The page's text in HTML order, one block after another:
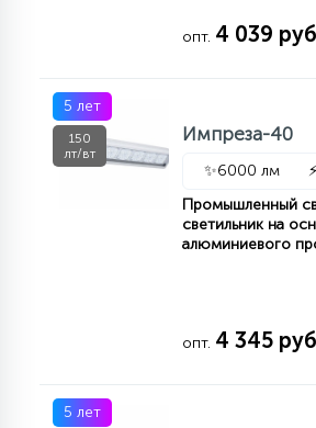
С УПРАВЛЕНИЕМ
АКСЕССУАРЫ
опт. 4 039
5 лет
150
лт/вт
Импреза-40
✨6000 лм
Промышленный
светильник на
алюминиевого
опт. 4 345
5 лет